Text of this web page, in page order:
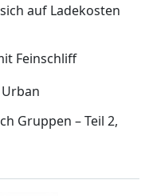
auf Ladekosten
Feinschliff
Gruppen – Teil 2,